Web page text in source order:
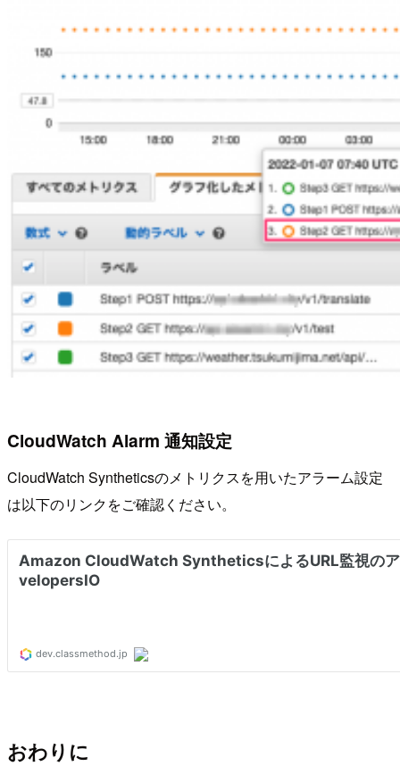
CloudWatch Alarm 通知設定
CloudWatch Syntheticsのメトリクスを用いたアラーム設定
は以下のリンクをご確認ください。
おわりに